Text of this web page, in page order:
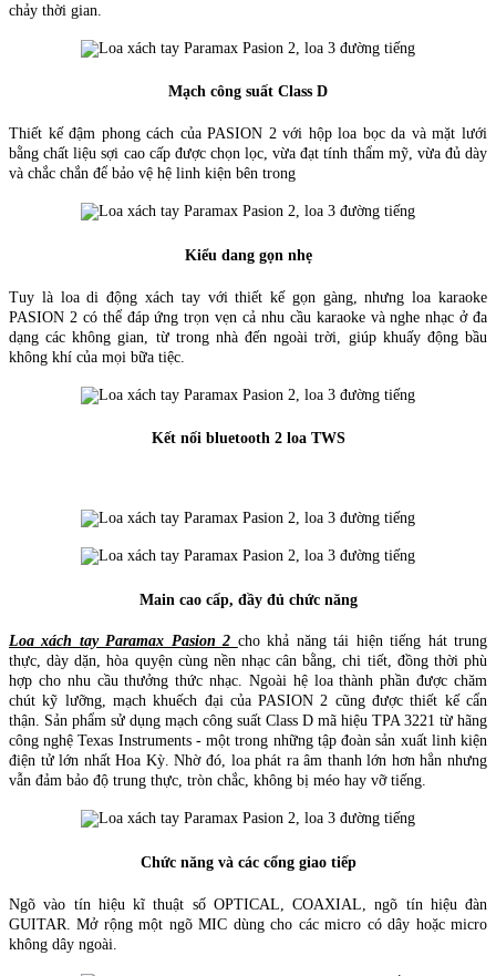
chảy thời gian.
Mạch công suất Class D
Thiết kế đậm phong cách của PASION 2 với hộp loa bọc da và mặt lưới
bằng chất liệu sợi cao cấp được chọn lọc, vừa đạt tính thẩm mỹ, vừa đủ dày
và chắc chắn để bảo vệ hệ linh kiện bên trong
Kiểu dang gọn nhẹ
Tuy là loa di động xách tay với thiết kế gọn gàng, nhưng loa karaoke
PASION 2 có thể đáp ứng trọn vẹn cả nhu cầu karaoke và nghe nhạc ở đa
dạng các không gian, từ trong nhà đến ngoài trời, giúp khuấy động bầu
không khí của mọi bữa tiệc.
Kết nối bluetooth 2 loa TWS
Main cao cấp, đầy đủ chức năng
Loa xách tay Paramax Pasion 2 cho khả năng tái hiện tiếng hát trung
thực, dày dặn, hòa quyện cùng nền nhạc cân bằng, chi tiết, đồng thời phù
hợp cho nhu cầu thưởng thức nhạc. Ngoài hệ loa thành phần được chăm
chút kỹ lưỡng, mạch khuếch đại của PASION 2 cũng được thiết kế cẩn
thận. Sản phẩm sử dụng mạch công suất Class D mã hiệu TPA 3221 từ hãng
công nghệ Texas Instruments - một trong những tập đoàn sản xuất linh kiện
điện tử lớn nhất Hoa Kỳ. Nhờ đó, loa phát ra âm thanh lớn hơn hẳn nhưng
vẫn đảm bảo độ trung thực, tròn chắc, không bị méo hay vỡ tiếng.
Chức năng và các cổng giao tiếp
Ngõ vào tín hiệu kĩ thuật số OPTICAL, COAXIAL, ngõ tín hiệu đàn
GUITAR. Mở rộng một ngõ MIC dùng cho các micro có dây hoặc micro
không dây ngoài.